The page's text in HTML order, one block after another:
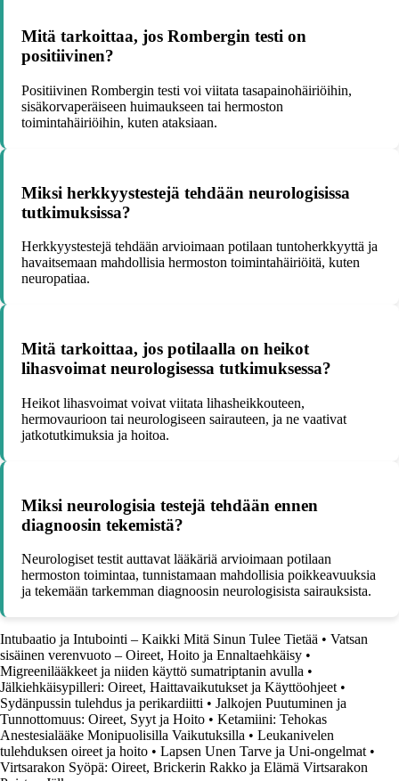
Mitä tarkoittaa, jos Rombergin testi on
positiivinen?
Positiivinen Rombergin testi voi viitata tasapainohäiriöihin,
sisäkorvaperäiseen huimaukseen tai hermoston
toimintahäiriöihin, kuten ataksiaan.
Miksi herkkyystestejä tehdään neurologisissa
tutkimuksissa?
Herkkyystestejä tehdään arvioimaan potilaan tuntoherkkyyttä ja
havaitsemaan mahdollisia hermoston toimintahäiriöitä, kuten
neuropatiaa.
Mitä tarkoittaa, jos potilaalla on heikot
lihasvoimat neurologisessa tutkimuksessa?
Heikot lihasvoimat voivat viitata lihasheikkouteen,
hermovaurioon tai neurologiseen sairauteen, ja ne vaativat
jatkotutkimuksia ja hoitoa.
Miksi neurologisia testejä tehdään ennen
diagnoosin tekemistä?
Neurologiset testit auttavat lääkäriä arvioimaan potilaan
hermoston toimintaa, tunnistamaan mahdollisia poikkeavuuksia
ja tekemään tarkemman diagnoosin neurologisista sairauksista.
Intubaatio ja Intubointi – Kaikki Mitä Sinun Tulee Tietää • Vatsan
sisäinen verenvuoto – Oireet, Hoito ja Ennaltaehkäisy •
Migreenilääkkeet ja niiden käyttö sumatriptanin avulla •
Jälkiehkäisypilleri: Oireet, Haittavaikutukset ja Käyttöohjeet •
Sydänpussin tulehdus ja perikardiitti • Jalkojen Puutuminen ja
Tunnottomuus: Oireet, Syyt ja Hoito • Ketamiini: Tehokas
Anestesialääke Monipuolisilla Vaikutuksilla • Leukanivelen
tulehduksen oireet ja hoito • Lapsen Unen Tarve ja Uni-ongelmat •
Virtsarakon Syöpä: Oireet, Brickerin Rakko ja Elämä Virtsarakon